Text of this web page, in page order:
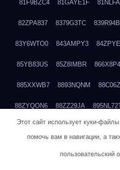
81F9BZC4 81GAYE1F
82ZPA837 8379G3TC
83Y6WTO0 843AMPY3
85YB83US 85Z8IMBR
885XXWB7 8893NQNM
88ZYQON6 88ZZ29JA
8BBJWQMN 8BJPIIGO
Этот сайт использует куки-
помочь вам в навигации, а
пользовательский